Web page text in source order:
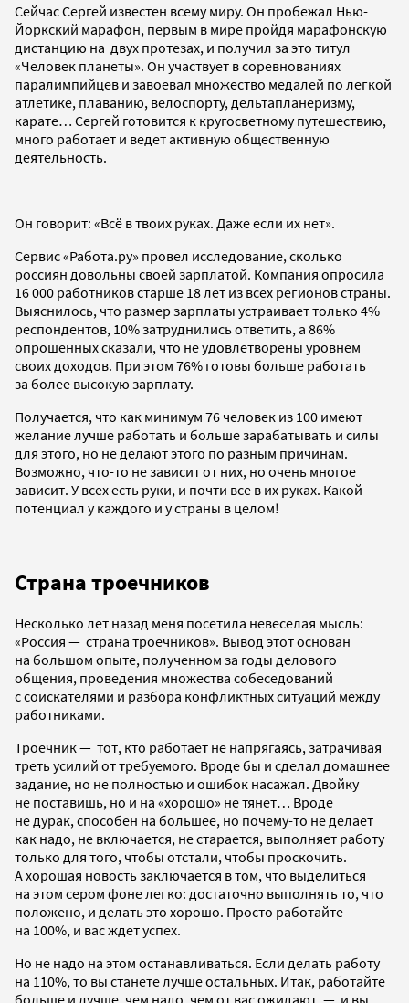
Сейчас Сергей известен всему миру. Он пробежал Нью-
Йоркский марафон, первым в мире пройдя марафонскую
дистанцию на двух протезах, и получил за это титул
«Человек планеты». Он участвует в соревнованиях
паралимпийцев и завоевал множество медалей по легкой
атлетике, плаванию, велоспорту, дельтапланеризму,
карате… Сергей готовится к кругосветному путешествию,
много работает и ведет активную общественную
деятельность.
Он говорит: «Всё в твоих руках. Даже если их нет».
Сервис «Работа.ру» провел исследование, сколько
россиян довольны своей зарплатой. Компания опросила
16 000 работников старше 18 лет из всех регионов страны.
Выяснилось, что размер зарплаты устраивает только 4%
респондентов, 10% затруднились ответить, а 86%
опрошенных сказали, что не удовлетворены уровнем
своих доходов. При этом 76% готовы больше работать
за более высокую зарплату.
Получается, что как минимум 76 человек из 100 имеют
желание лучше работать и больше зарабатывать и силы
для этого, но не делают этого по разным причинам.
Возможно, что-то не зависит от них, но очень многое
зависит. У всех есть руки, и почти все в их руках. Какой
потенциал у каждого и у страны в целом!
Страна троечников
Несколько лет назад меня посетила невеселая мысль:
«Россия — страна троечников». Вывод этот основан
на большом опыте, полученном за годы делового
общения, проведения множества собеседований
с соискателями и разбора конфликтных ситуаций между
работниками.
Троечник — тот, кто работает не напрягаясь, затрачивая
треть усилий от требуемого. Вроде бы и сделал домашнее
задание, но не полностью и ошибок насажал. Двойку
не поставишь, но и на «хорошо» не тянет… Вроде
не дурак, способен на большее, но почему-то не делает
как надо, не включается, не старается, выполняет работу
только для того, чтобы отстали, чтобы проскочить.
А хорошая новость заключается в том, что выделиться
на этом сером фоне легко: достаточно выполнять то, что
положено, и делать это хорошо. Просто работайте
на 100%, и вас ждет успех.
Но не надо на этом останавливаться. Если делать работу
на 110%, то вы станете лучше остальных. Итак, работайте